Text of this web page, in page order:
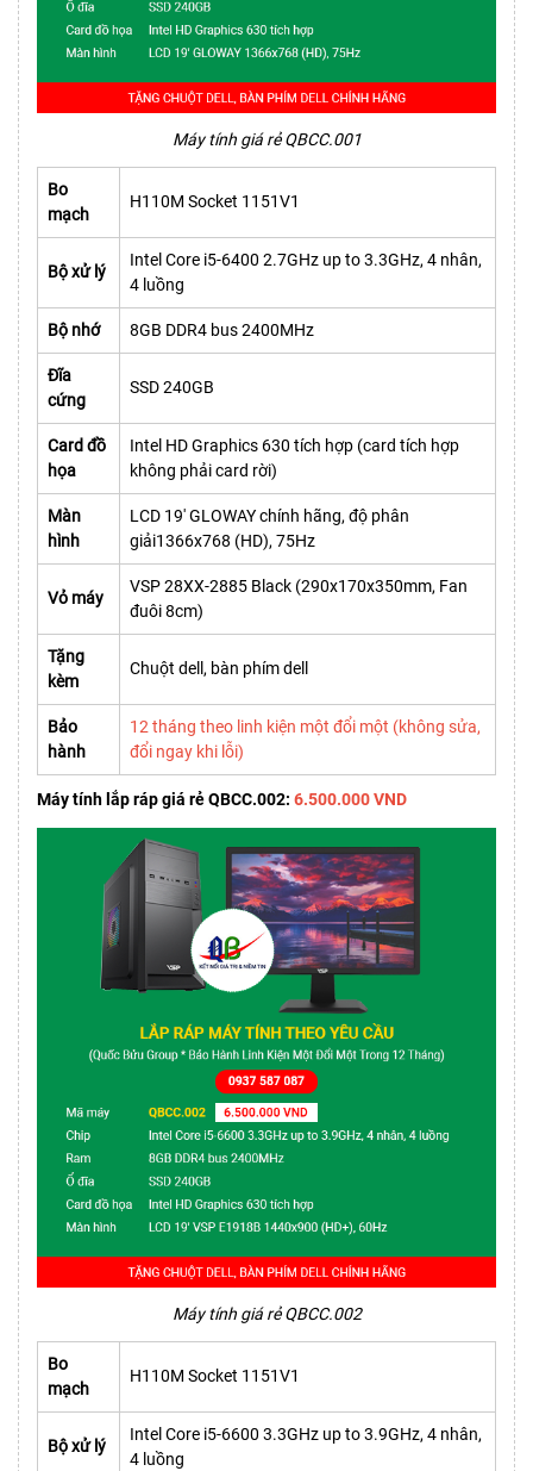
Máy tính giá rẻ QBCC.001
Bo
mạch
H110M Socket 1151V1
Bộ xử lý
Intel Core i5-6400 2.7GHz up to 3.3GHz, 4 nhân,
4 luồng
Bộ nhớ 8GB DDR4 bus 2400MHz
Đĩa
cứng
SSD 240GB
Card đồ
họa
Intel HD Graphics 630 tích hợp (card tích hợp
không phải card rời)
Màn
hình
LCD 19' GLOWAY chính hãng, độ phân
giải1366x768 (HD), 75Hz
Vỏ máy
VSP 28XX-2885 Black (290x170x350mm, Fan
đuôi 8cm)
Tặng
kèm
Chuột dell, bàn phím dell
Bảo
hành
12 tháng theo linh kiện một đổi một (không sửa,
đổi ngay khi lỗi)
Máy tính lắp ráp giá rẻ QBCC.002: 6.500.000 VND
Máy tính giá rẻ QBCC.002
Bo
mạch
H110M Socket 1151V1
Bộ xử lý
Intel Core i5-6600 3.3GHz up to 3.9GHz, 4 nhân,
4 luồng